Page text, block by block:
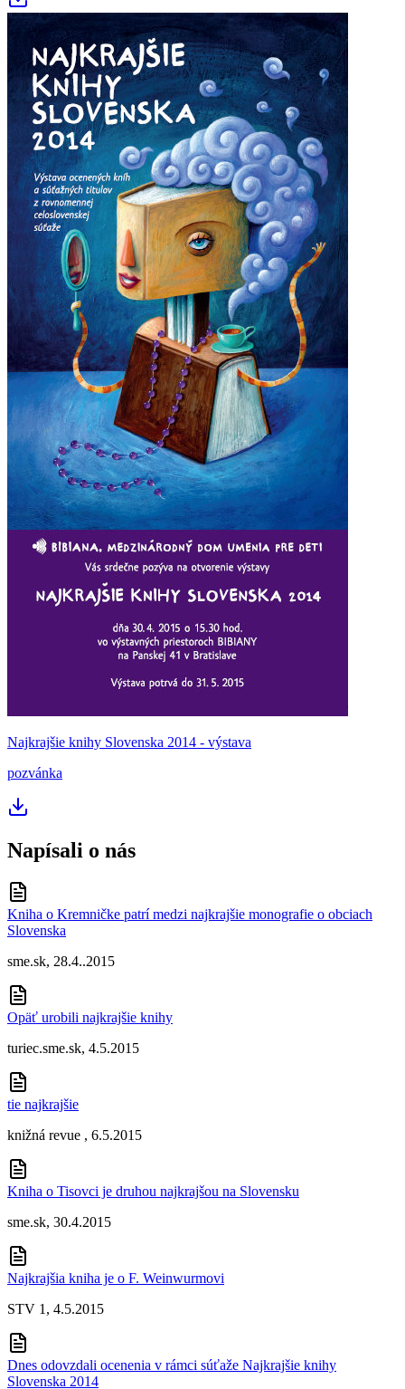
Najkrajšie knihy Slovenska 2014 - výstava
pozvánka
Napísali o nás
Kniha o Kremničke patrí medzi najkrajšie monografie o obciach
Slovenska
sme.sk, 28.4..2015
Opäť urobili najkrajšie knihy
turiec.sme.sk, 4.5.2015
tie najkrajšie
knižná revue , 6.5.2015
Kniha o Tisovci je druhou najkrajšou na Slovensku
sme.sk, 30.4.2015
Najkrajšia kniha je o F. Weinwurmovi
STV 1, 4.5.2015
Dnes odovzdali ocenenia v rámci súťaže Najkrajšie knihy
Slovenska 2014